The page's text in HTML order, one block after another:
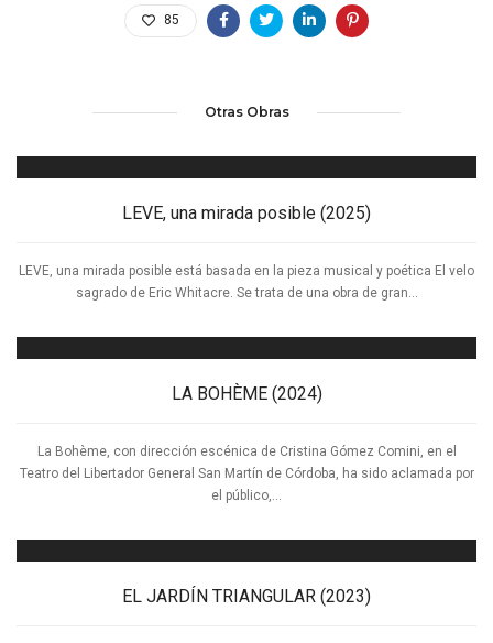
85
Otras Obras
LEVE, una mirada posible (2025)
LEVE, una mirada posible está basada en la pieza musical y poética El velo
sagrado de Eric Whitacre. Se trata de una obra de gran...
LA BOHÈME (2024)
La Bohème, con dirección escénica de Cristina Gómez Comini, en el
Teatro del Libertador General San Martín de Córdoba, ha sido aclamada por
el público,...
EL JARDÍN TRIANGULAR (2023)